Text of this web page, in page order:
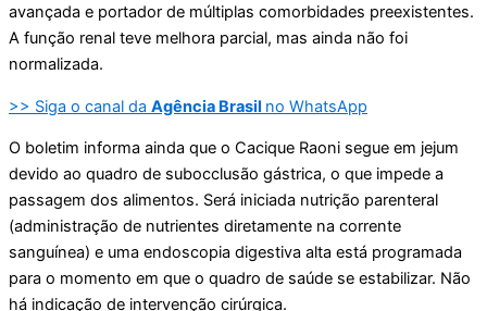
avançada e portador de múltiplas comorbidades preexistentes.
A função renal teve melhora parcial, mas ainda não foi
normalizada.
>> Siga o canal da Agência Brasil no WhatsApp
O boletim informa ainda que o Cacique Raoni segue em jejum
devido ao quadro de subocclusão gástrica, o que impede a
passagem dos alimentos. Será iniciada nutrição parenteral
(administração de nutrientes diretamente na corrente
sanguínea) e uma endoscopia digestiva alta está programada
para o momento em que o quadro de saúde se estabilizar. Não
há indicação de intervenção cirúrgica.